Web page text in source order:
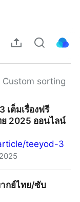
Custom sorting
เต็มเรื่องฟรี
ย 2025 ออนไลน์
teeyod-3
กย์ไทย/ซับ